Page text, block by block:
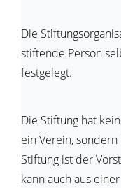
Die
stiftende Person
festgelegt.
Die Stiftung hat
ein Verein,
Stiftung ist der
kann auch aus